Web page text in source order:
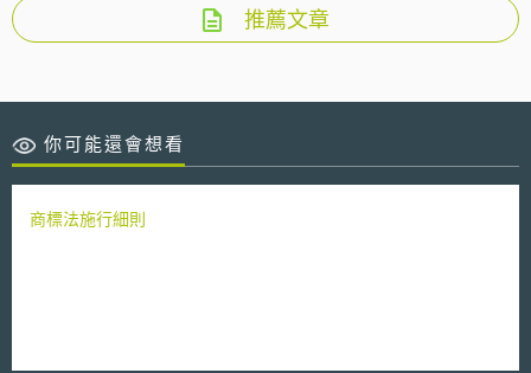
推薦文章
你可能還會想看
商標法施行細則